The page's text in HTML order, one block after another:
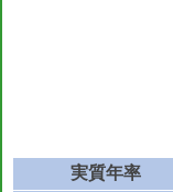
実質年率